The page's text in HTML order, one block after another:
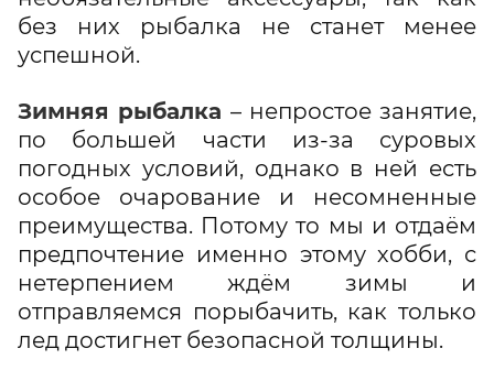
без них рыбалка не станет менее
успешной.
Зимняя рыбалка – непростое занятие,
по большей части из-за суровых
погодных условий, однако в ней есть
особое очарование и несомненные
преимущества. Потому то мы и отдаём
предпочтение именно этому хобби, с
нетерпением ждём зимы и
отправляемся порыбачить, как только
лед достигнет безопасной толщины.